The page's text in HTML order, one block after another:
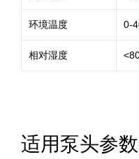
环境温度 0-
相对湿度
适用泵头参数